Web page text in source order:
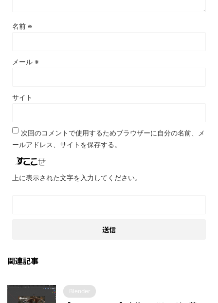
名前 ※
メール ※
サイト
次回のコメントで使用するためブラウザーに自分の名前、メ
ールアドレス、サイトを保存する。
上に表示された文字を入力してください。
関連記事
Blender